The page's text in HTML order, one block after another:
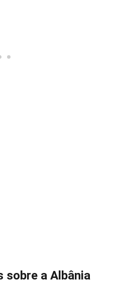
sobre a Albânia